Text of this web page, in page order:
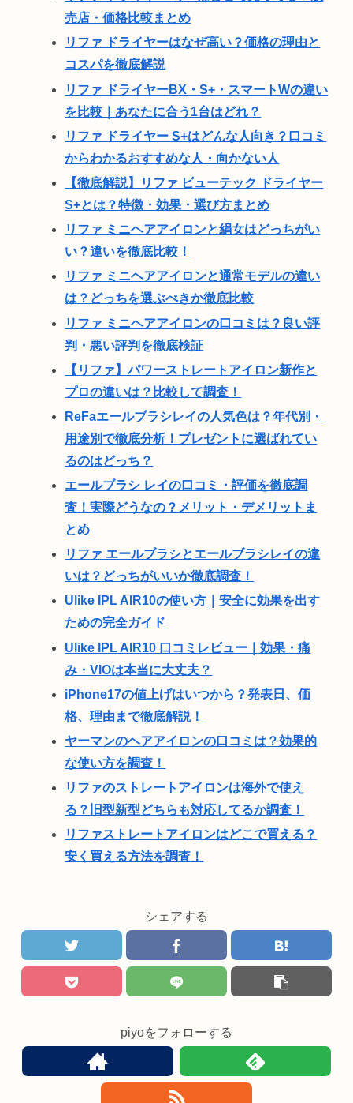
売店・価格比較まとめ
リファ ドライヤーはなぜ高い？価格の理由と
コスパを徹底解説
リファ ドライヤーBX・S+・スマートWの違い
を比較｜あなたに合う1台はどれ？
リファ ドライヤー S+はどんな人向き？口コミ
からわかるおすすめな人・向かない人
【徹底解説】リファ ビューテック ドライヤー
S+とは？特徴・効果・選び方まとめ
リファ ミニヘアアイロンと絹女はどっちがい
い？違いを徹底比較！
リファ ミニヘアアイロンと通常モデルの違い
は？どっちを選ぶべきか徹底比較
リファ ミニヘアアイロンの口コミは？良い評
判・悪い評判を徹底検証
【リファ】パワーストレートアイロン新作と
プロの違いは？比較して調査！
ReFaエールブラシレイの人気色は？年代別・
用途別で徹底分析！プレゼントに選ばれてい
るのはどっち？
エールブラシ レイの口コミ・評価を徹底調
査！実際どうなの？メリット・デメリットま
とめ
リファ エールブラシとエールブラシレイの違
いは？どっちがいいか徹底調査！
Ulike IPL AIR10の使い方｜安全に効果を出す
ための完全ガイド
Ulike IPL AIR10 口コミレビュー｜効果・痛
み・VIOは本当に大丈夫？
iPhone17の値上げはいつから？発表日、価
格、理由まで徹底解説！
ヤーマンのヘアアイロンの口コミは？効果的
な使い方を調査！
リファのストレートアイロンは海外で使え
る？旧型新型どちらも対応してるか調査！
リファストレートアイロンはどこで買える？
安く買える方法を調査！
シェアする
piyoをフォローする